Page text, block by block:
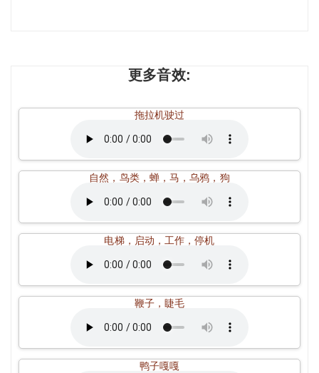
更多音效:
拖拉机驶过
自然，鸟类，蝉，马，乌鸦，狗
电梯，启动，工作，停机
鞭子，睫毛
鸭子嘎嘎